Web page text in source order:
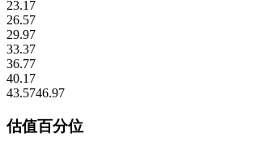
23.17
26.57
29.97
33.37
36.77
40.17
43.5746.97
估值百分位